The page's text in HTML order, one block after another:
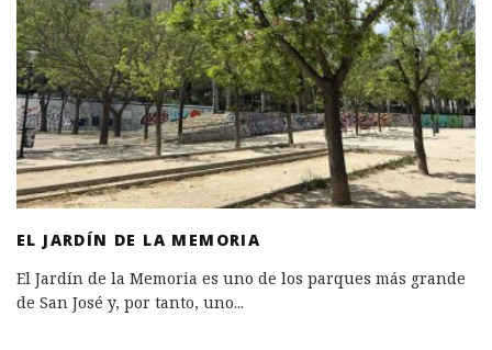
EL JARDÍN DE LA MEMORIA
El Jardín de la Memoria es uno de los parques más grande
de San José y, por tanto, uno...